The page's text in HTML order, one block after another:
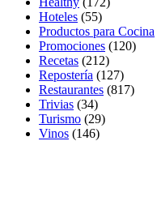
Hoteles (55)
Productos para Cocina
Promociones (120)
Recetas (212)
Repostería (127)
Restaurantes (817)
Trivias (34)
Turismo (29)
Vinos (146)